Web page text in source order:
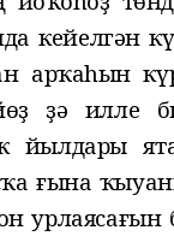
кейелгән
арҡаһын
ҙә илле
йылдары
ғына